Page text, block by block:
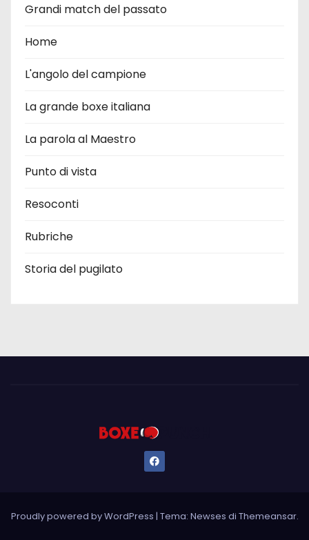
Grandi match del passato
Home
L'angolo del campione
La grande boxe italiana
La parola al Maestro
Punto di vista
Resoconti
Rubriche
Storia del pugilato
Proudly powered by WordPress | Tema: Newses di Themeansar.